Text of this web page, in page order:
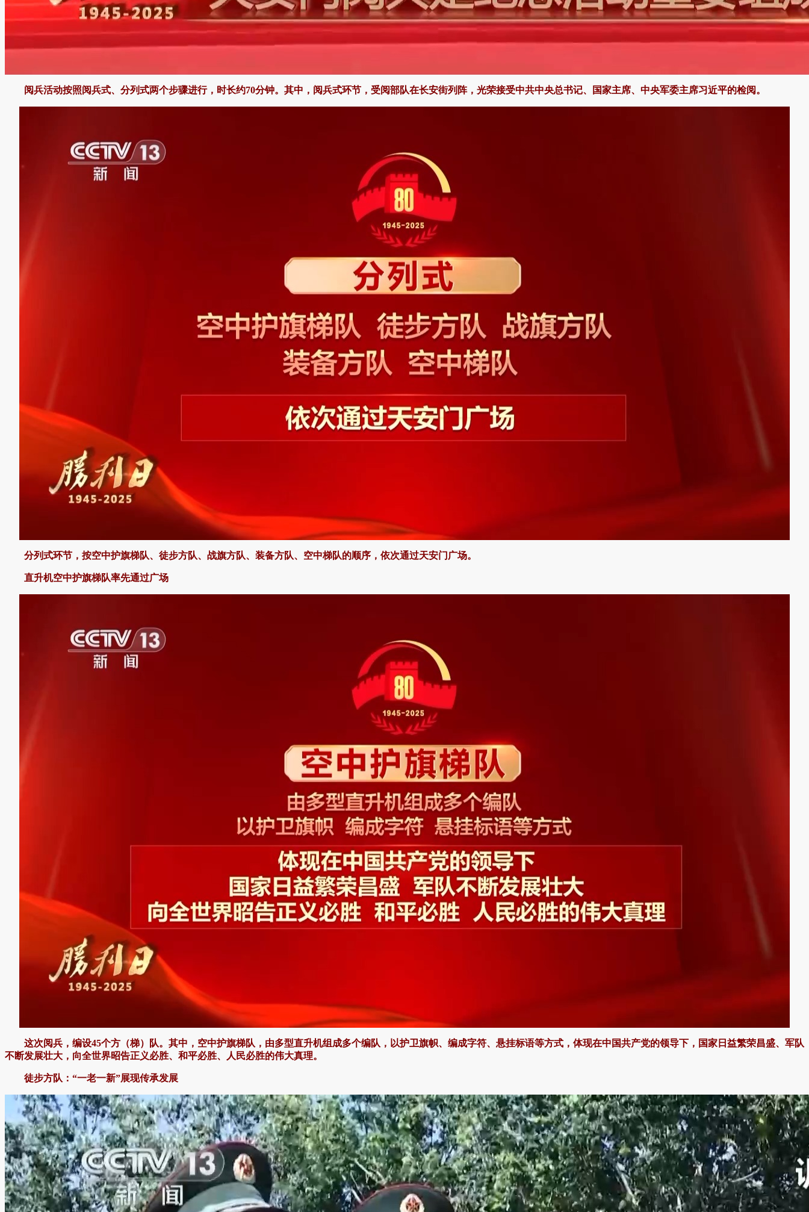
阅兵活动按照阅兵式、分列式两个步骤进行，时长约70分钟。其中，阅兵式环节，受阅部队在长安街列阵，光荣接受中共中央总书记、国家主席、中央军委主席习近平的检阅。
分列式环节，按空中护旗梯队、徒步方队、战旗方队、装备方队、空中梯队的顺序，依次通过天安门广场。
直升机空中护旗梯队率先通过广场
这次阅兵，编设45个方（梯）队。其中，空中护旗梯队，由多型直升机组成多个编队，以护卫旗帜、编成字符、悬挂标语等方式，体现在中国共产党的领导下，国家日益繁荣昌盛、军队
不断发展壮大，向全世界昭告正义必胜、和平必胜、人民必胜的伟大真理。
徒步方队：“一老一新”展现传承发展